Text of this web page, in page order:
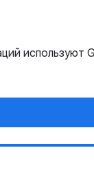
используют